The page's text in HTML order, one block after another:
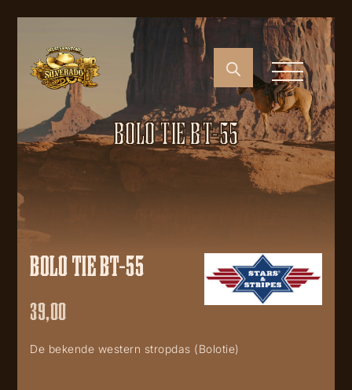
BOLO TIE BT-55
BOLO TIE BT-55
39,00
De bekende western stropdas (Bolotie)